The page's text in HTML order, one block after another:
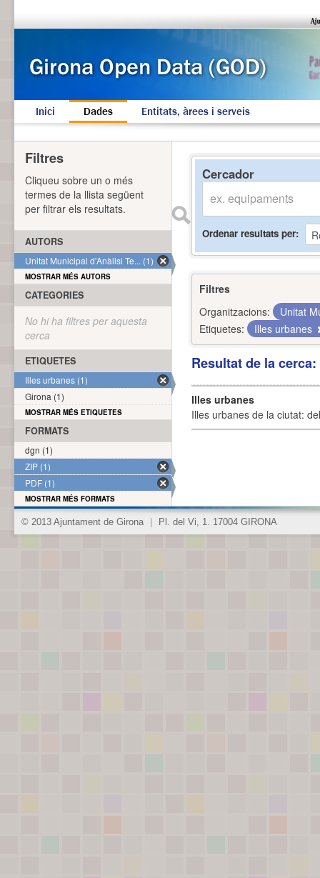
Inici Dades Entitats, àrees i serveis
Cercador
Ordenar resultats per
Filtres
Organitzacions:
Unitat
Etiquetes:
Illes urbanes
Resultat de la
Illes urbanes
Illes urbanes de la ciutat:
Filtres
Cliqueu sobre un o més
termes de la llista següent
per filtrar els resultats.
AUTORS
Unitat Municipal d'Anàlisi Te... (1)
MOSTRAR MÉS AUTORS
CATEGORIES
No hi ha filtres per aquesta
cerca
ETIQUETES
Illes urbanes (1)
Girona (1)
MOSTRAR MÉS ETIQUETES
FORMATS
dgn (1)
ZIP (1)
PDF (1)
MOSTRAR MÉS FORMATS
© 2013 Ajuntament de Girona Pl. del Vi, 1. 17004 GIRONA